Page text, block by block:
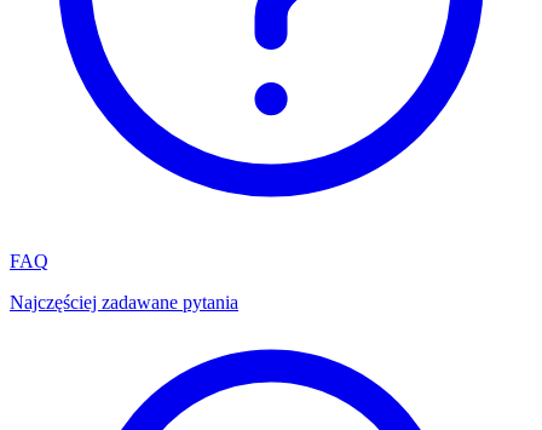
FAQ
Najczęściej zadawane pytania